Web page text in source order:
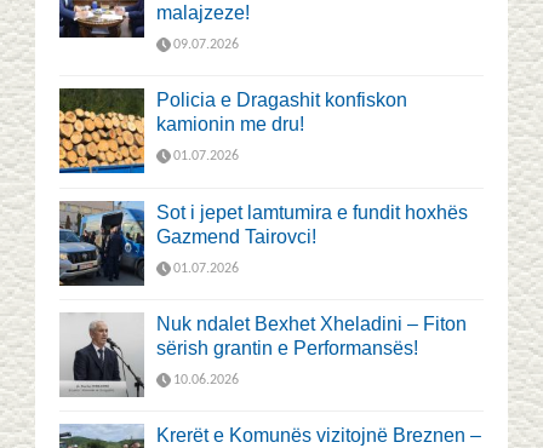
malajzeze!
09.07.2026
Policia e Dragashit konfiskon
kamionin me dru!
01.07.2026
Sot i jepet lamtumira e fundit hoxhës
Gazmend Tairovci!
01.07.2026
Nuk ndalet Bexhet Xheladini – Fiton
sërish grantin e Performansës!
10.06.2026
Krerët e Komunës vizitojnë Breznen –